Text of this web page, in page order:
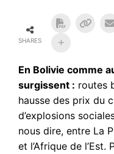
SHARES
En Bolivie comme
surgissent : routes
hausse des prix du
d’explosions
nous dire, entre La
et l’Afrique de